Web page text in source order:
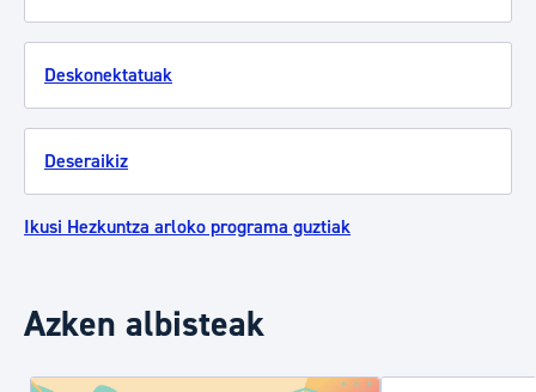
Deskonektatuak
Deseraikiz
Ikusi Hezkuntza arloko programa guztiak
Azken albisteak